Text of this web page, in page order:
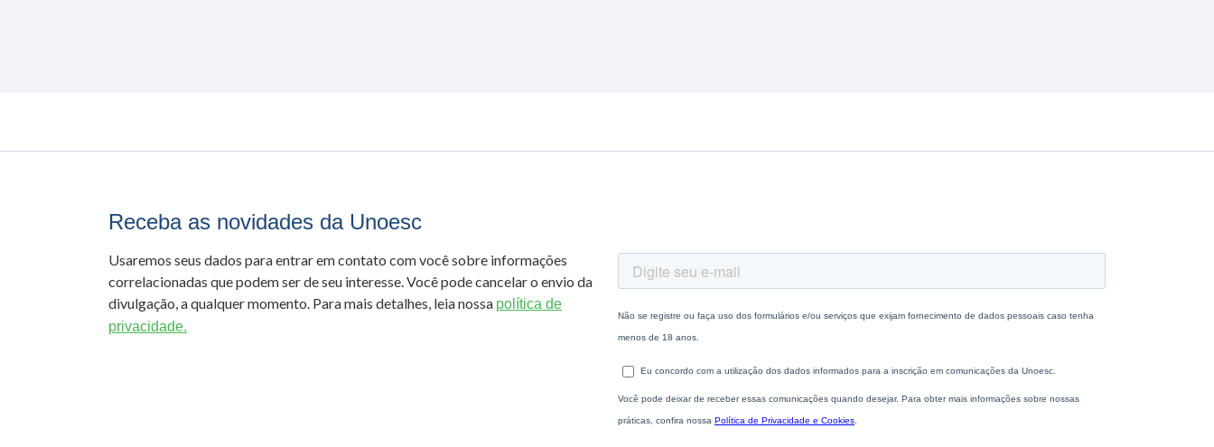
Receba as novidades da Unoesc
Usaremos seus dados para entrar em contato com você sobre informações
correlacionadas que podem ser de seu interesse. Você pode cancelar o envio da
divulgação, a qualquer momento. Para mais detalhes, leia nossa política de
privacidade.